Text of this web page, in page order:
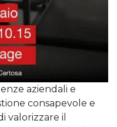
aziendali e
consapevole e
valorizzare il